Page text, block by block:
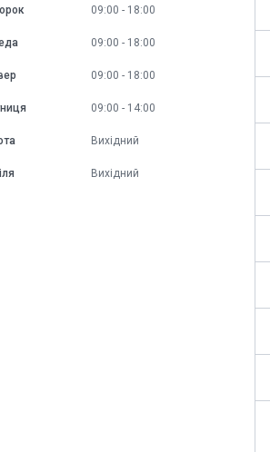
09:00 18:00
09:00 18:00
09:00 18:00
09:00 14:00
Вихідний
Вихідний